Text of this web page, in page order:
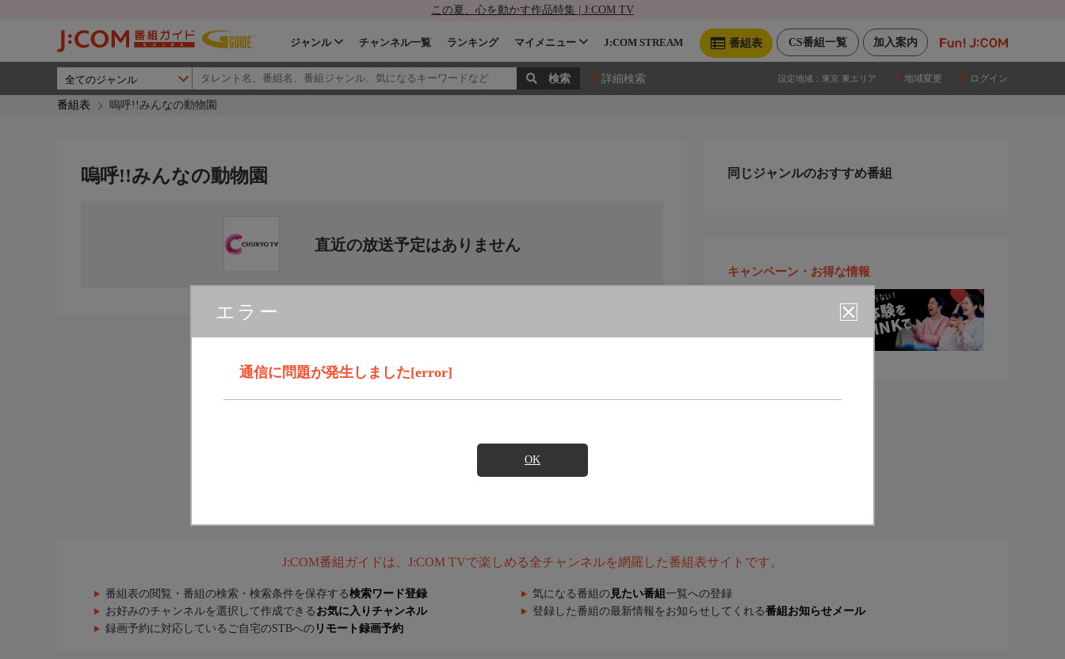
この夏、心を動かす作品特集 | J:COM TV
加入案内
CS番組一覧
番組表
ジャンル チャンネル一覧 ランキング マイメニュー J:COM STREAM
詳細検索 設定地域： 東京 東エリア 地域変更 ログイン
番組表 嗚呼!!みんなの動物園
エラー
通信に問題が発生しました[error]
OK
嗚呼!!みんなの動物園
直近の放送予定はありません
同じジャンルのおすすめ番組
キャンペーン・お得な情報
J:COM番組ガイドは、J:COM TVで楽しめる全チャンネルを網羅した番組表サイトです。
番組表の閲覧・番組の検索・検索条件を保存する検索ワード登録 気になる番組の 見たい番組 一覧への登録
お好みのチャンネルを選択して作成できる お気に入りチャンネル 登録した番組の最新情報をお知らせしてくれる番組お知らせメール
録画予約に対応しているご自宅のSTBへの リモート録画予約